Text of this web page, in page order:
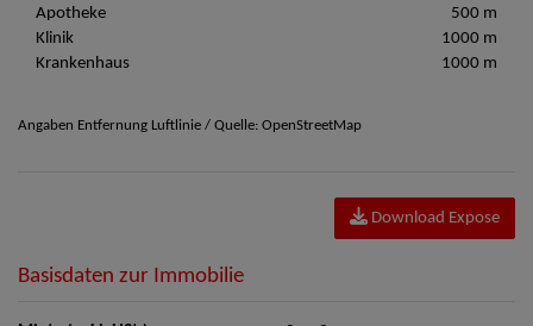
Apotheke
500 m
Klinik
1000 m
Krankenhaus
1000 m
Angaben Entfernung Luftlinie / Quelle: OpenStreetMap
Download Expose
Basisdaten zur Immobilie